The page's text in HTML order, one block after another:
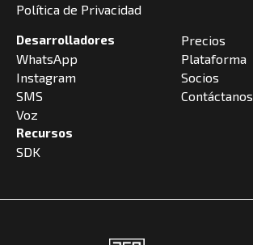
Política de Privacidad
Desarrolladores
WhatsApp
Instagram
SMS
Voz
Recursos
SDK
Precios
Plataforma
Socios
Contáctanos